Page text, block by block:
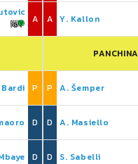
A
Bardi P
D
D
A Y. Kallon
PANCHINA
P A. Šemper
D A. Masiello
D S. Sabelli